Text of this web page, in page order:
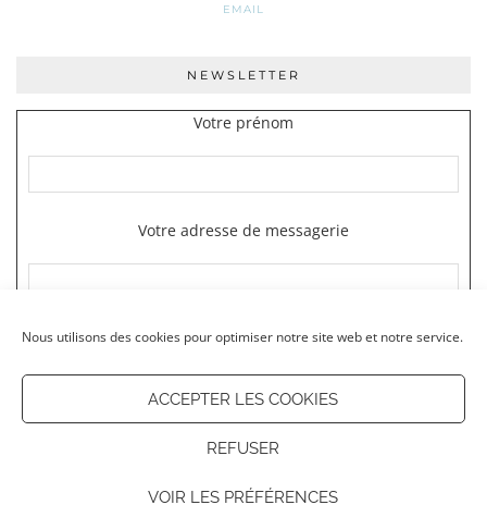
Nous utilisons des cookies pour optimiser notre site web et notre service.
ACCEPTER LES COOKIES
REFUSER
VOIR LES PRÉFÉRENCES
EMAIL
NEWSLETTER
Votre prénom
Votre adresse de messagerie
© 2026 OUR LITTLE KOSMOS